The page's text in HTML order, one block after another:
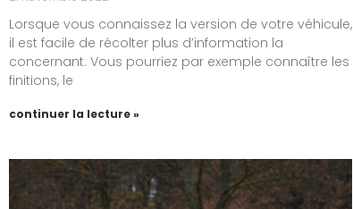
Lorsque vous connaissez la version de votre véhicule,
il est facile de récolter plus d’information la
concernant. Vous pourriez par exemple connaître les
finitions, le
continuer la lecture »